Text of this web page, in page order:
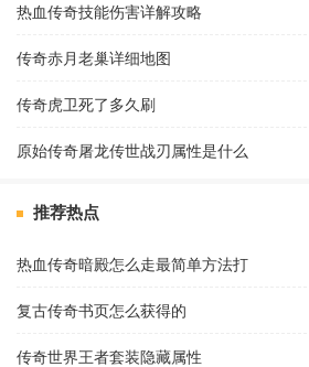
热血传奇技能伤害详解攻略
传奇赤月老巢详细地图
传奇虎卫死了多久刷
原始传奇屠龙传世战刃属性是什么
推荐热点
热血传奇暗殿怎么走最简单方法打
复古传奇书页怎么获得的
传奇世界王者套装隐藏属性